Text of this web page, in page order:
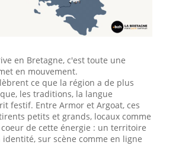
en Bretagne, c'est toute une
en mouvement.
ce que la région a de plus
les traditions, la langue
festif. Entre Armor et Argoat, ces
petits et grands, locaux comme
de cette énergie : un territoire
sur scène comme en ligne